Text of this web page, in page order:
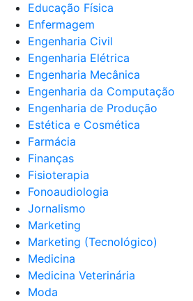
Educação Física
Enfermagem
Engenharia Civil
Engenharia Elétrica
Engenharia Mecânica
Engenharia da Computação
Engenharia de Produção
Estética e Cosmética
Farmácia
Finanças
Fisioterapia
Fonoaudiologia
Jornalismo
Marketing
Marketing (Tecnológico)
Medicina
Medicina Veterinária
Moda